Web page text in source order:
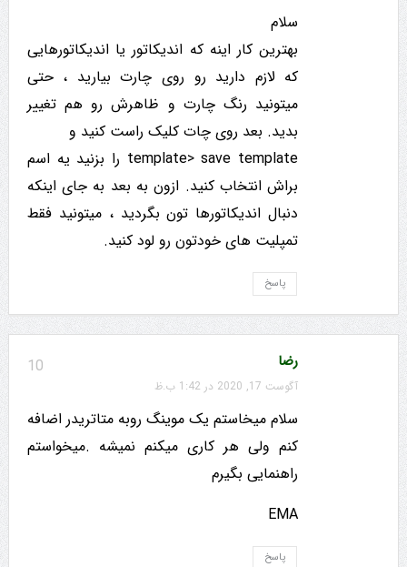
سلام
بهترین کار اینه که اندیکاتور یا اندیکاتورهایی
که لازم دارید رو روی چارت بیارید ، حتی
میتونید رنگ چارت و ظاهرش رو هم تغییر
بدید. بعد روی چات کلیک راست کنید و
template> save template را بزنید یه اسم
براش انتخاب کنید. ازون به بعد به جای اینکه
دنبال اندیکاتورها تون بگردید ، میتونید فقط
تمپلیت های خودتون رو لود کنید.
پاسخ
10 رضا
آگوست 17, 2020 در 1:42 ب.ظ
سلام میخاستم یک موینگ روبه متاتریدر اضافه
کنم ولی هر کاری میکنم نمیشه .میخواستم
راهنمایی بگیرم
EMA
پاسخ